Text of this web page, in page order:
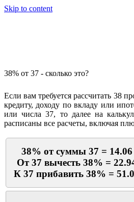
Skip to content
38% от 37 - сколько это?
Если вам требуется рассчитать 38
кредиту, доходу по вкладу или
или числа 37, то далее на
расписаны все расчеты, включая
38% от суммы 37 = 14.06
От 37 вычесть 38% =
К 37 прибавить 38% =